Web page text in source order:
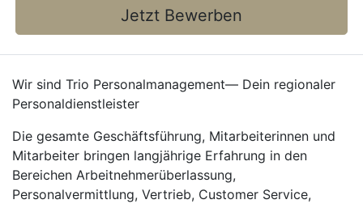
Jetzt Bewerben
Wir sind Trio Personalmanagement— Dein regionaler
Personaldienstleister
Die gesamte Geschäftsführung, Mitarbeiterinnen und
Mitarbeiter bringen langjährige Erfahrung in den
Bereichen Arbeitnehmerüberlassung,
Personalvermittlung, Vertrieb, Customer Service,